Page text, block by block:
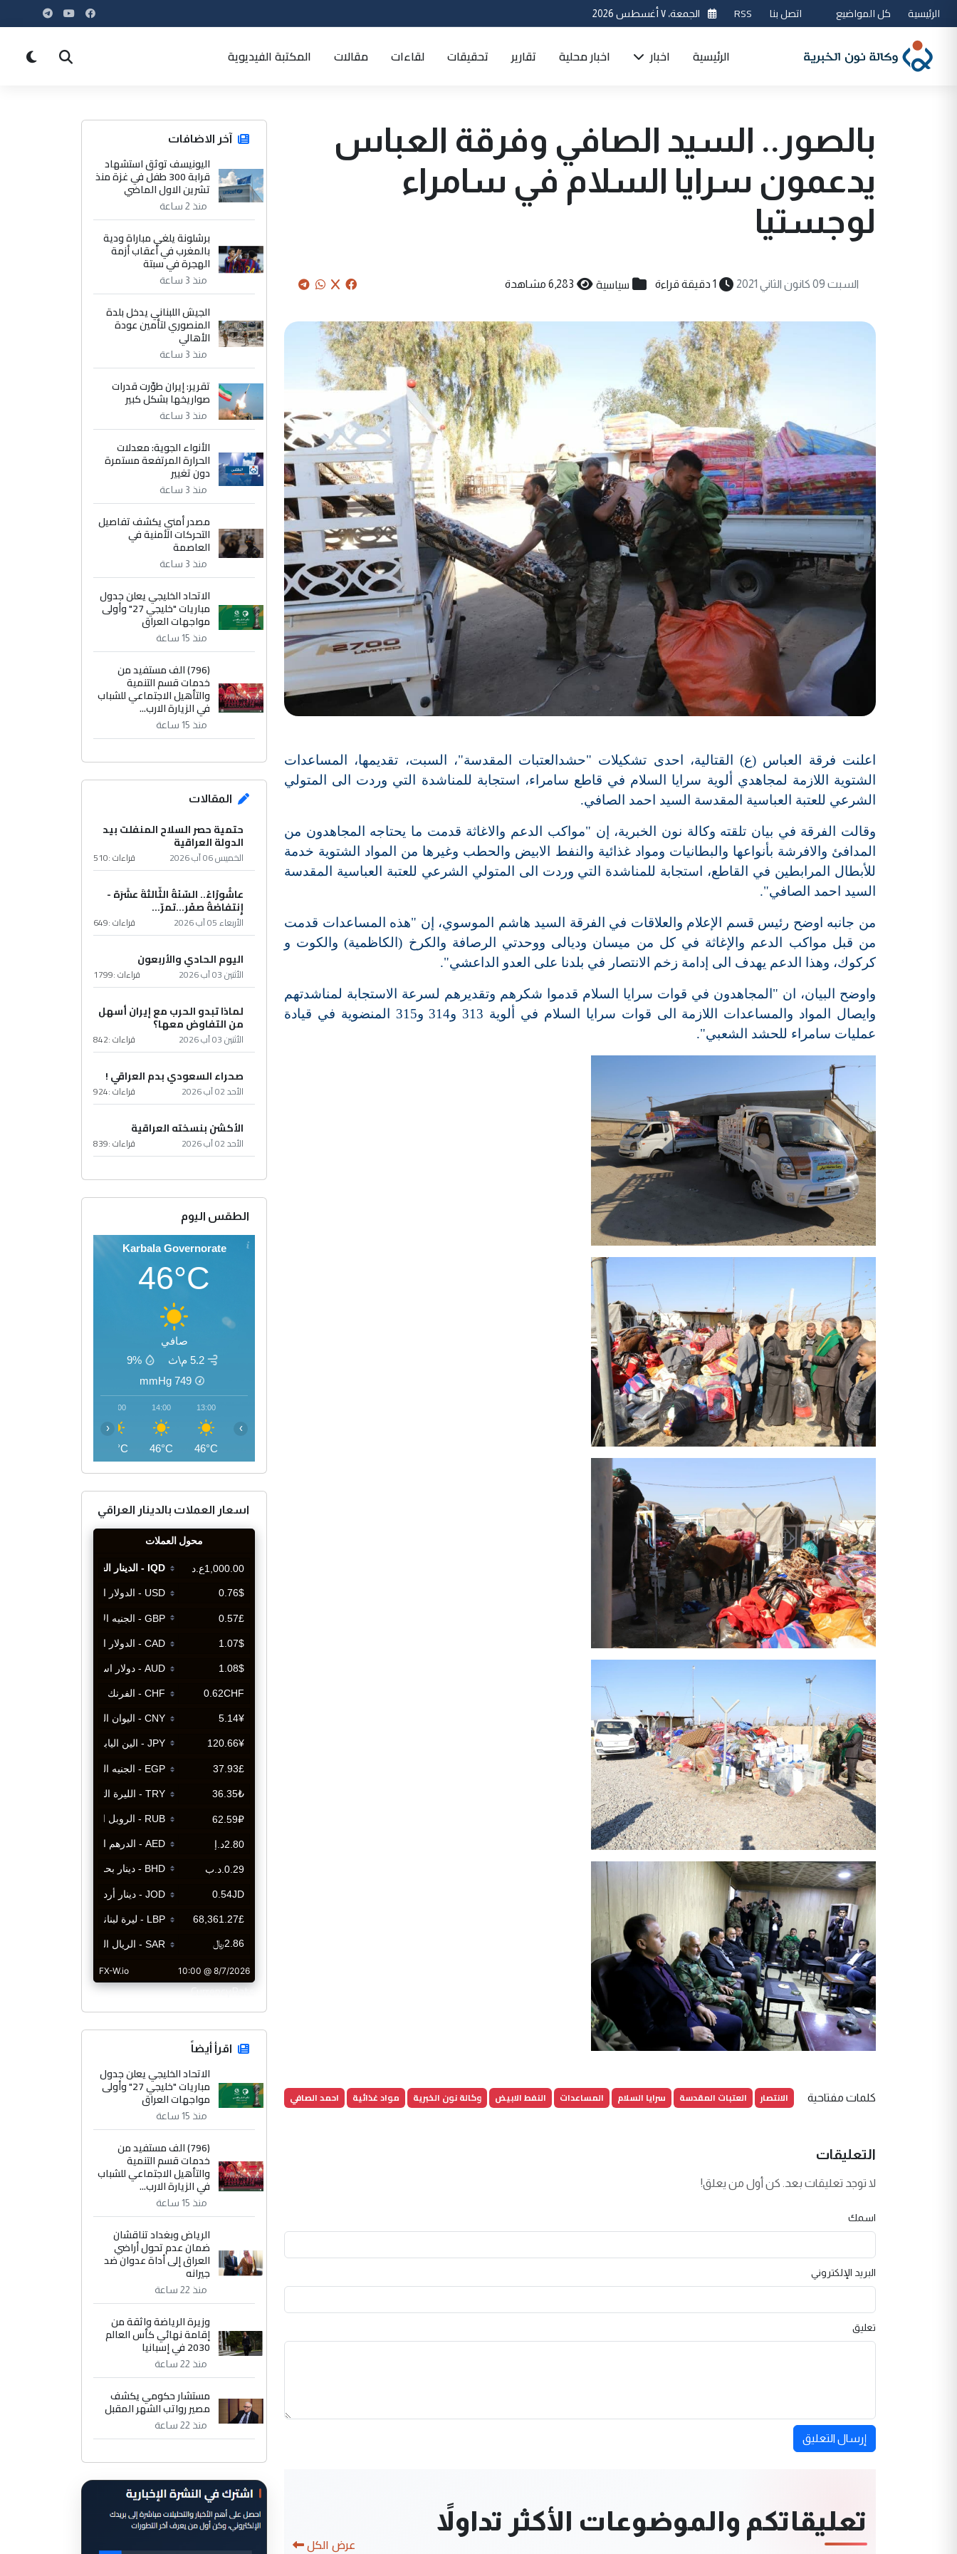
الرئيسية كل المواضيع اتصل بنا RSS الجمعة، ٧ أغسطس 2026
الرئيسية اخبار اخبار محلية تقارير تحقيقات لقاءات مقالات المكتبة الفيديوية
بالصور.. السيد الصافي وفرقة العباس
يدعمون سرايا السلام في سامراء
لوجستيا
السبت 09 كانون الثاني 2021 1 دقيقة قراءة سياسية 6,283 مشاهدة
اعلنت فرقة العباس (ع) القتالية، احدى تشكيلات "حشدالعتبات المقدسة"، السبت، تقديمها، المساعدات
الشتوية اللازمة لمجاهدي ألوية سرايا السلام في قاطع سامراء، استجابة للمناشدة التي وردت الى المتولي
الشرعي للعتبة العباسية المقدسة السيد احمد الصافي.
وقالت الفرقة في بيان تلقته وكالة نون الخبرية، إن "مواكب الدعم والاغاثة قدمت ما يحتاجه المجاهدون من
المدافئ والافرشة بأنواعها والبطانيات ومواد غذائية والنفط الابيض والحطب وغيرها من المواد الشتوية خدمة
للأبطال المرابطين في القاطع، استجابة للمناشدة التي وردت الى المتولي الشرعي للعتبة العباسية المقدسة
السيد احمد الصافي".
من جانبه اوضح رئيس قسم الإعلام والعلاقات في الفرقة السيد هاشم الموسوي، إن "هذه المساعدات قدمت
من قبل مواكب الدعم والإغاثة في كل من ميسان وديالى ووحدتي الرصافة والكرخ (الكاظمية) والكوت و
كركوك، وهذا الدعم يهدف الى إدامة زخم الانتصار في بلدنا على العدو الداعشي".
واوضح البيان، ان "المجاهدون في قوات سرايا السلام قدموا شكرهم وتقديرهم لسرعة الاستجابة لمناشدتهم
وايصال المواد والمساعدات اللازمة الى قوات سرايا السلام في ألوية 313 و314 و315 المنضوية في قيادة
عمليات سامراء للحشد الشعبي".
كلمات مفتاحية الانتصار العتبات المقدسة سرايا السلام المساعدات النفط الابيض وكالة نون الخبرية مواد غذائية احمد الصافي
التعليقات
لا توجد تعليقات بعد. كن أول من يعلق!
اسمك
البريد الإلكتروني
تعليق
إرسال التعليق
تعليقاتكم والموضوعات الأكثر تداولاً
عرض الكل
آخر الاضافات
اليونيسف توثق استشهاد
قرابة 300 طفل في غزة منذ
تشرين الاول الماضي
منذ 2 ساعة
برشلونة يلغي مباراة ودية
بالمغرب في أعقاب أزمة
الهجرة في سبتة
منذ 3 ساعة
الجيش اللبناني يدخل بلدة
المنصوري لتأمين عودة
الأهالي
منذ 3 ساعة
تقرير: إيران طوّرت قدرات
صواريخها بشكل كبير
منذ 3 ساعة
الأنواء الجوية: معدلات
الحرارة المرتفعة مستمرة
دون تغيير
منذ 3 ساعة
مصدر أمني يكشف تفاصيل
التحركات الأمنية في
العاصمة
منذ 3 ساعة
الاتحاد الخليجي يعلن جدول
مباريات "خليجي 27" وأولى
مواجهات العراق
منذ 15 ساعة
(796) الف مستفيد من
خدمات قسم التنمية
والتأهيل الاجتماعي للشباب
في الزيارة الارب...
منذ 15 ساعة
المقالات
حتمية حصر السلاح المنفلت بيد
الدولة العراقية
الخميس 06 آب 2026 قراءات :510
عاشُورْاءُ.. السّنَةُ الثّالثةَ عشَرَة -
إِنتفاضةُ صفَر…تمرّ...
الأربعاء 05 آب 2026 قراءات :649
اليوم الحادي والأربعون
الأثنين 03 آب 2026 قراءات :1799
لماذا تبدو الحرب مع إيران أسهل
من التفاوض معها؟
الأثنين 03 آب 2026 قراءات :842
صحراء السعودي بدم العراقي !
الأحد 02 آب 2026 قراءات :924
الأكشن بنسخته العراقية
الأحد 02 آب 2026 قراءات :839
الطقس اليوم
Karbala Governorate
46°C
صافي
5.2 م\ث
9%
749
mmHg
13:00
46°C
14:00
46°C
15:00
46°C
‹ ›
اسعار العملات بالدينار العراقي
CurrencyRate
اقرأ أيضاً
الاتحاد الخليجي يعلن جدول
مباريات "خليجي 27" وأولى
مواجهات العراق
منذ 15 ساعة
(796) الف مستفيد من
خدمات قسم التنمية
والتأهيل الاجتماعي للشباب
في الزيارة الارب...
منذ 15 ساعة
الرياض وبغداد تناقشان
ضمان عدم تحول أراضي
العراق إلى أداة عدوان ضد
جيرانه
منذ 22 ساعة
وزيرة الرياضة واثقة من
إقامة نهائي كأس العالم
2030 في إسبانيا
منذ 22 ساعة
مستشار حكومي يكشف
مصير رواتب الشهر المقبل
منذ 22 ساعة